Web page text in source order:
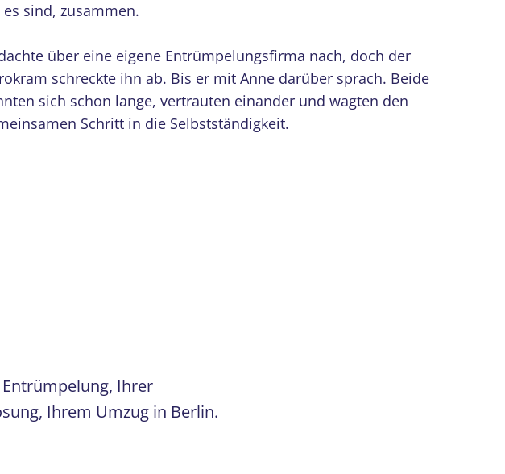
es sind, zusammen.
über eine eigene Entrümpelungsfirma nach, doch der
schreckte ihn ab. Bis er mit Anne darüber sprach. Beide
sich schon lange, vertrauten einander und wagten den
Schritt in die Selbstständigkeit.
Ihrer
Ihrem Umzug in Berlin.